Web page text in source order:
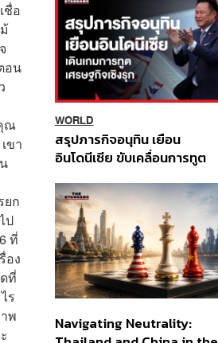
ชื่อ
อน
ณ
ขา
ยก
ป
ที่
อง
ที่
ร
พ
WORLD
สรุปภารกิจอนุทิน เยือน
อินโดนีเซีย ขับเคลื่อนการทูต
ส่วนยุทธศาสตร์ไทย –
อินโดนีเซีย
Navigating Neutrality: